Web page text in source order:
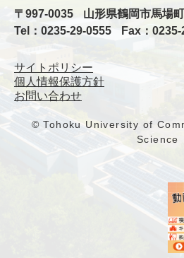
〒997-0035
山形県鶴岡市馬場
Tel：0235-29-0555
Fax：
サイトポリシー
個人情報保護方針
お問い合わせ
© Tohoku University of
Science